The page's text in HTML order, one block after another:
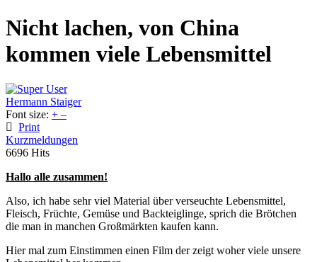
Nicht lachen, von China
kommen viele Lebensmittel
Hermann Staiger
Font size: + –
Print
Kurzmeldungen
6696 Hits
Hallo alle zusammen!
Also, ich habe sehr viel Material über verseuchte Lebensmittel,
Fleisch, Früchte, Gemüse und Backteiglinge, sprich die Brötchen
die man in manchen Großmärkten kaufen kann.
Hier mal zum Einstimmen einen Film der zeigt woher viele unsere